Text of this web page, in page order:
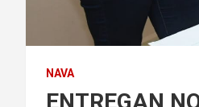
NAVA